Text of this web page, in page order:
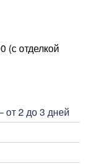
от 2 до 3 дней